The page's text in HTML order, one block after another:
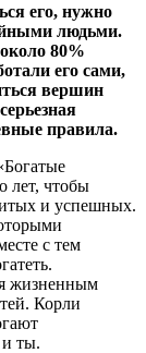
его, нужно
людьми.
80%
его сами,
вершин
правила.
лет, чтобы
и успешных.
с тем
жизненным
Корли
и ты.